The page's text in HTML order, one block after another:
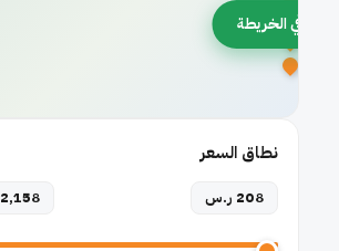
في الخريطة
نطاق السعر
208 ر.س 2,158 ر.س